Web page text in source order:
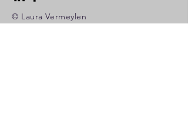
© Laura Vermeylen